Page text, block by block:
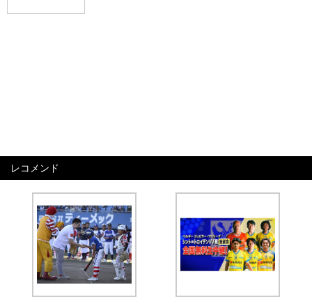
レコメンド